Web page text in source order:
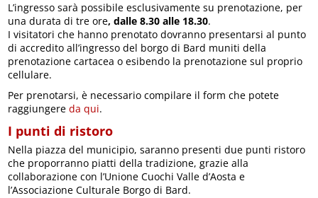
L’ingresso sarà possibile esclusivamente su prenotazione, per
una durata di tre ore, dalle 8.30 alle 18.30.
I visitatori che hanno prenotato dovranno presentarsi al punto
di accredito all’ingresso del borgo di Bard muniti della
prenotazione cartacea o esibendo la prenotazione sul proprio
cellulare.
Per prenotarsi, è necessario compilare il form che potete
raggiungereda qui.
I punti di ristoro
Nella piazza del municipio, saranno presenti due punti ristoro
che proporranno piatti della tradizione, grazie alla
collaborazione con l’Unione Cuochi Valle d’Aosta e
l’Associazione Culturale Borgo di Bard.